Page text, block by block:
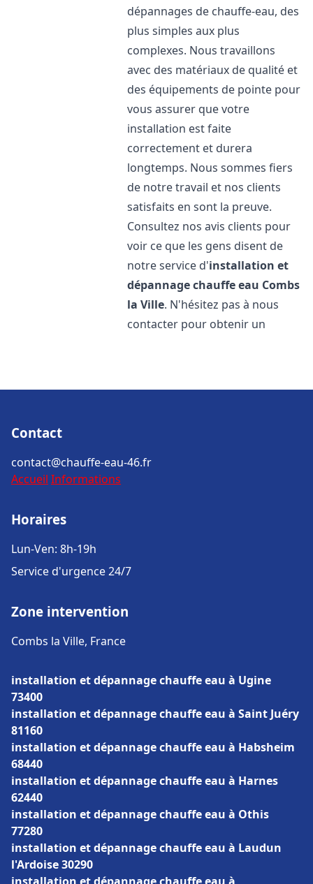
dépannages de chauffe-eau, des
plus simples aux plus
complexes. Nous travaillons
avec des matériaux de qualité et
des équipements de pointe pour
vous assurer que votre
installation est faite
correctement et durera
longtemps. Nous sommes fiers
de notre travail et nos clients
satisfaits en sont la preuve.
Consultez nos avis clients pour
voir ce que les gens disent de
notre service d'installation et
dépannage chauffe eau Combs
la Ville. N'hésitez pas à nous
contacter pour obtenir un
Contact
contact@chauffe-eau-46.fr
Accueil Informations
Horaires
Lun-Ven: 8h-19h
Service d'urgence 24/7
Zone intervention
Combs la Ville, France
installation et dépannage chauffe eau à Ugine
73400
installation et dépannage chauffe eau à Saint Juéry
81160
installation et dépannage chauffe eau à Habsheim
68440
installation et dépannage chauffe eau à Harnes
62440
installation et dépannage chauffe eau à Othis
77280
installation et dépannage chauffe eau à Laudun
l'Ardoise 30290